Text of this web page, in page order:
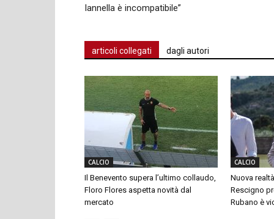
Iannella è incompatibile”
articoli collegati dagli autori
CALCIO
Il Benevento supera l’ultimo collaudo,
Floro Flores aspetta novità dal
mercato
CALCIO
Nuova
Rescigno
Rubano è